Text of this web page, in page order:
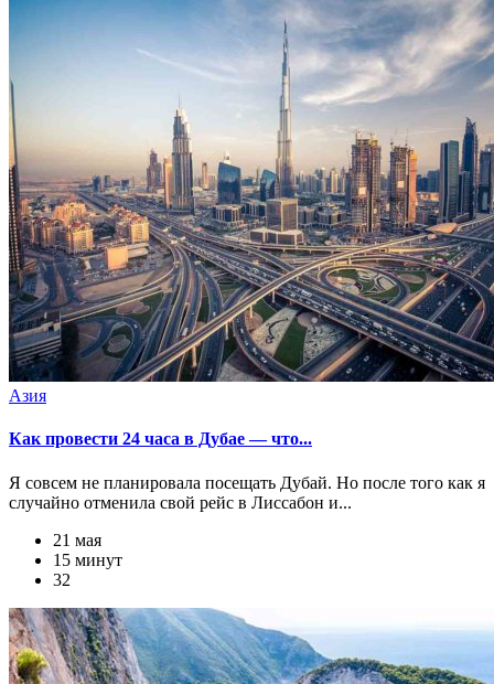
Азия
Как провести 24 часа в Дубае — что...
Я совсем не планировала посещать Дубай. Но после того как я
случайно отменила свой рейс в Лиссабон и...
21 мая
15 минут
32